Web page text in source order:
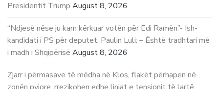
Presidentit Trump August 8, 2026
“Ndjesë nëse ju kam kërkuar votën për Edi Ramën”- Ish-
kandidati i PS për deputet, Paulin Luli: – Është tradhtari më
i madh i Shqipërisë August 8, 2026
Zjarr i përmasave të mëdha në Klos, flakët përhapen në